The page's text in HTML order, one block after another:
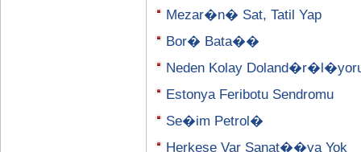
Mezar�n� Sat, Tatil Yap
Bor� Bata��
Neden Kolay
Estonya Feribotu Sendromu
Se�im Petrol�
Herkese Var Sanat��ya Yok